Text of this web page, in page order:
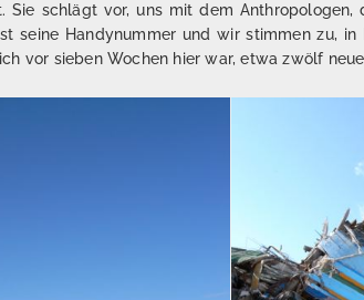
Sie schlägt vor, uns mit dem
seine Handynummer und wir stimmen zu,
vor sieben Wochen hier war, etwa zwölf